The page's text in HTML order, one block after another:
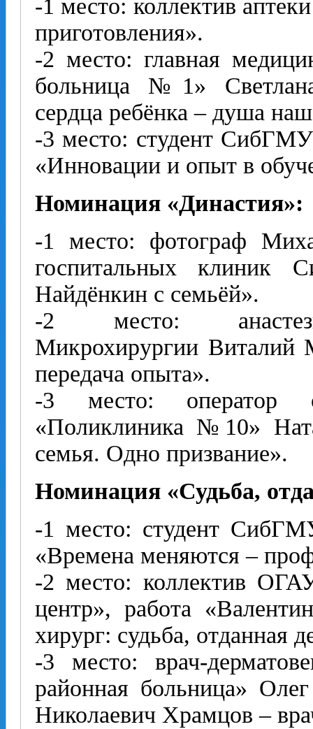
-1 место: коллектив
приготовления».
-2 место: главная
больница №1»
сердца ребёнка – душа
-3 место: студент
«Инновации и опыт в
Номинация «Династия»:
-1 место: фотограф
госпитальных клиник
Найдёнкин с семьёй».
-2 место:
Микрохирургии Виталий
передача опыта».
-3 место: оператор
«Поликлиника №10»
семья. Одно призвание».
Номинация «Судьба,
-1 место: студент
«Времена меняются –
-2 место: коллектив
центр», работа
хирург: судьба, отданная
-3 место: врач-
районная больница»
Николаевич Храмцов –